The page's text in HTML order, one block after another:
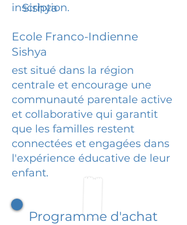
inscription.
Sishya
Ecole Franco-Indienne
Sishya
est situé dans la région
centrale et encourage une
communauté parentale active
et collaborative qui garantit
que les familles restent
connectées et engagées dans
l'expérience éducative de leur
enfant.
Programme d'achat